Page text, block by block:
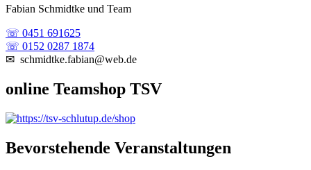
Fabian Schmidtke und Team
☏ 0451 691625
☏ 0152 0287 1874
✉ schmidtke.fabian@web.de
online Teamshop TSV
Bevorstehende Veranstaltungen